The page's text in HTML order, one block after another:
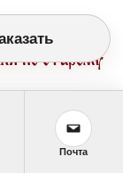
по старому
Почта